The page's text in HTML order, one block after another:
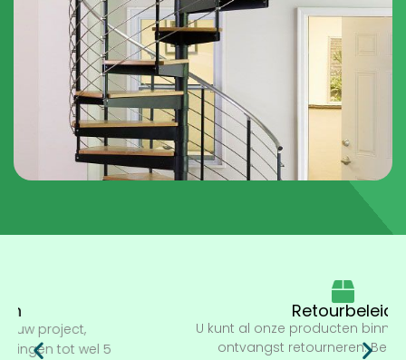
U kunt al onze producten binnen 14 dagen na
ontvangst retourneren. Bekijkhieronze